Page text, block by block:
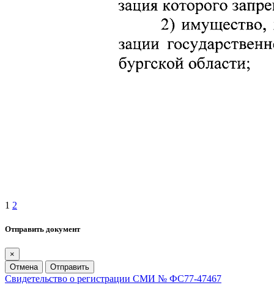
1 2
Отправить документ
×
Отмена
Отправить
Свидетельство о регистрации СМИ № ФС77-47467